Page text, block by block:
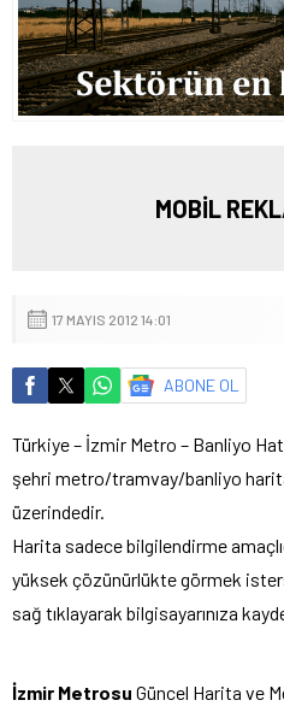
MOBİL
17 MAYIS 2012 14:01
ABONE OL
Türkiye – İzmir Metro – Banliyo
şehri metro/tramvay/banliyo
üzerindedir.
Harita sadece bilgilendirme
yüksek çözünürlükte görmek
sağ tıklayarak bilgisayarınıza
İzmir Metrosu Güncel Harita ve